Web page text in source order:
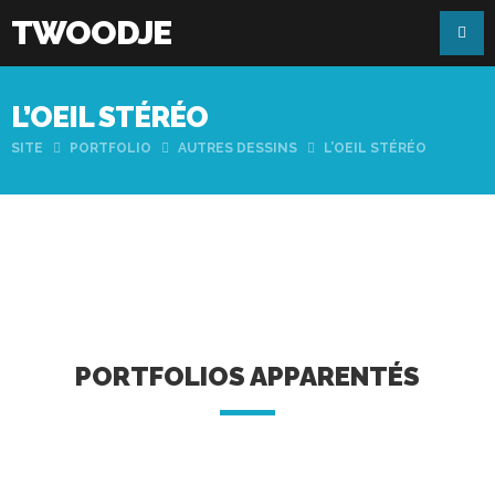
TWOODJE
L’OEIL STÉRÉO
SITE PORTFOLIO AUTRES DESSINS L’OEIL STÉRÉO
PORTFOLIOS APPARENTÉS